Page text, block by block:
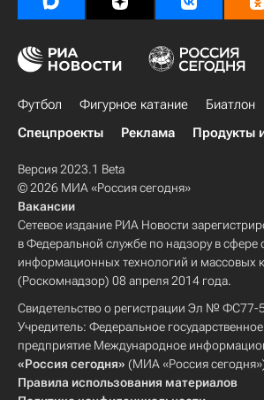
Футбол Фигурное катание Биатлон
Спецпроекты
Реклама Продукты
Версия 2023.1 Beta
© 2026 МИА «Россия сегодня»
Вакансии
Сетевое издание РИА Новости
в Федеральной службе по надзору в сфере
информационных технологий и массовых
(Роскомнадзор) 08 апреля 2014 года.
Свидетельство о регистрации Эл № ФС77-
Учредитель: Федеральное
предприятие Международное
«Россия сегодня» (МИА «Россия
Правила использования материалов